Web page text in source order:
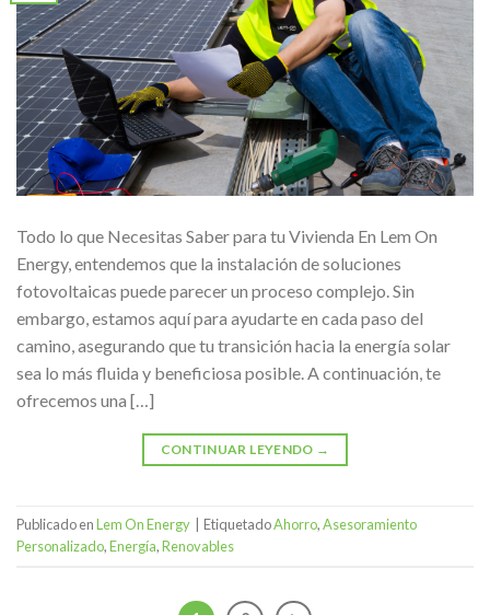
Todo lo que Necesitas Saber para tu Vivienda En Lem On
Energy, entendemos que la instalación de soluciones
fotovoltaicas puede parecer un proceso complejo. Sin
embargo, estamos aquí para ayudarte en cada paso del
camino, asegurando que tu transición hacia la energía solar
sea lo más fluida y beneficiosa posible. A continuación, te
ofrecemos una […]
CONTINUAR LEYENDO →
Publicado enLem On Energy EtiquetadoAhorro,Asesoramiento
Personalizado,Energía,Renovables